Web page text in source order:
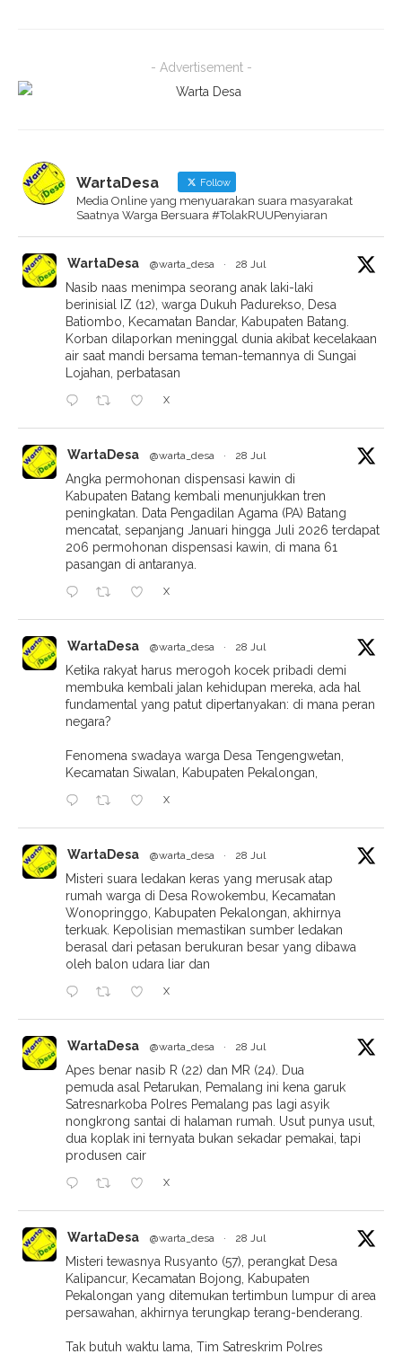
- Advertisement -
WartaDesa Follow
Media Online yang menyuarakan suara masyarakat
Saatnya Warga Bersuara #TolakRUUPenyiaran
WartaDesa @warta_desa · 28 Jul
Nasib naas menimpa seorang anak laki-laki
berinisial IZ (12), warga Dukuh Padurekso, Desa
Batiombo, Kecamatan Bandar, Kabupaten Batang.
Korban dilaporkan meninggal dunia akibat kecelakaan
air saat mandi bersama teman-temannya di Sungai
Lojahan, perbatasan
X
WartaDesa @warta_desa · 28 Jul
Angka permohonan dispensasi kawin di
Kabupaten Batang kembali menunjukkan tren
peningkatan. Data Pengadilan Agama (PA) Batang
mencatat, sepanjang Januari hingga Juli 2026 terdapat
206 permohonan dispensasi kawin, di mana 61
pasangan di antaranya.
X
WartaDesa @warta_desa · 28 Jul
Ketika rakyat harus merogoh kocek pribadi demi
membuka kembali jalan kehidupan mereka, ada hal
fundamental yang patut dipertanyakan: di mana peran
negara?
Fenomena swadaya warga Desa Tengengwetan,
Kecamatan Siwalan, Kabupaten Pekalongan,
X
WartaDesa @warta_desa · 28 Jul
Misteri suara ledakan keras yang merusak atap
rumah warga di Desa Rowokembu, Kecamatan
Wonopringgo, Kabupaten Pekalongan, akhirnya
terkuak. Kepolisian memastikan sumber ledakan
berasal dari petasan berukuran besar yang dibawa
oleh balon udara liar dan
X
WartaDesa @warta_desa · 28 Jul
Apes benar nasib R (22) dan MR (24). Dua
pemuda asal Petarukan, Pemalang ini kena garuk
Satresnarkoba Polres Pemalang pas lagi asyik
nongkrong santai di halaman rumah. Usut punya usut,
dua koplak ini ternyata bukan sekadar pemakai, tapi
produsen cair
X
WartaDesa @warta_desa · 28 Jul
Misteri tewasnya Rusyanto (57), perangkat Desa
Kalipancur, Kecamatan Bojong, Kabupaten
Pekalongan yang ditemukan tertimbun lumpur di area
persawahan, akhirnya terungkap terang-benderang.
Tak butuh waktu lama, Tim Satreskrim Polres